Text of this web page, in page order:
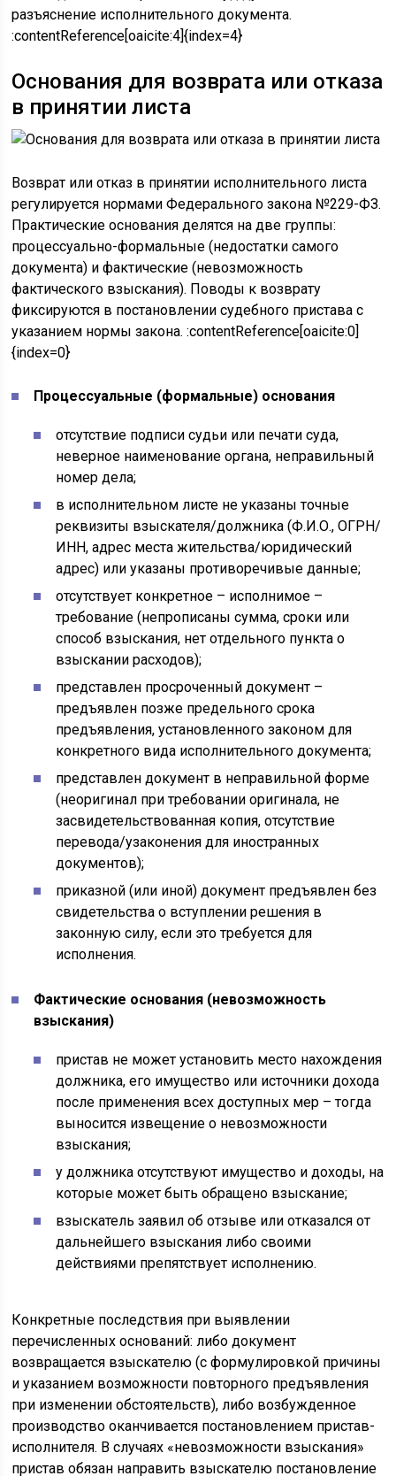
разъяснение исполнительного документа.
:contentReference[oaicite:4]{index=4}
Основания для возврата или отказа
в принятии листа
Возврат или отказ в принятии исполнительного листа
регулируется нормами Федерального закона №229-ФЗ.
Практические основания делятся на две группы:
процессуально-формальные (недостатки самого
документа) и фактические (невозможность
фактического взыскания). Поводы к возврату
фиксируются в постановлении судебного пристава с
указанием нормы закона. :contentReference[oaicite:0]
{index=0}
Процессуальные (формальные) основания
отсутствие подписи судьи или печати суда,
неверное наименование органа, неправильный
номер дела;
в исполнительном листе не указаны точные
реквизиты взыскателя/должника (Ф.И.О., ОГРН/
ИНН, адрес места жительства/юридический
адрес) или указаны противоречивые данные;
отсутствует конкретное – исполнимое –
требование (непрописаны сумма, сроки или
способ взыскания, нет отдельного пункта о
взыскании расходов);
представлен просроченный документ –
предъявлен позже предельного срока
предъявления, установленного законом для
конкретного вида исполнительного документа;
представлен документ в неправильной форме
(неоригинал при требовании оригинала, не
засвидетельствованная копия, отсутствие
перевода/узаконения для иностранных
документов);
приказной (или иной) документ предъявлен без
свидетельства о вступлении решения в
законную силу, если это требуется для
исполнения.
Фактические основания (невозможность
взыскания)
пристав не может установить место нахождения
должника, его имущество или источники дохода
после применения всех доступных мер – тогда
выносится извещение о невозможности
взыскания;
у должника отсутствуют имущество и доходы, на
которые может быть обращено взыскание;
взыскатель заявил об отзыве или отказался от
дальнейшего взыскания либо своими
действиями препятствует исполнению.
Конкретные последствия при выявлении
перечисленных оснований: либо документ
возвращается взыскателю (с формулировкой причины
и указанием возможности повторного предъявления
при изменении обстоятельств), либо возбужденное
производство оканчивается постановлением пристав-
исполнителя. В случаях «невозможности взыскания»
пристав обязан направить взыскателю постановление